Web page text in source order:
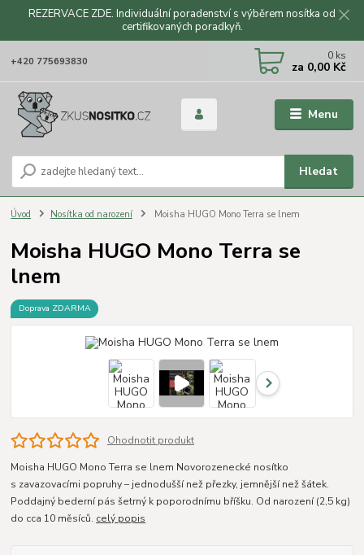
REZERVACE ZDE. Individuální poradenství s výběrem nosítka od
certifikovaných poradkyň.
Menu
Hledat
+420 775693830 0 ks
za 0,00 Kč
Úvod Nosítka od narození Moisha HUGO Mono Terra se lnem
Moisha HUGO Mono Terra se
lnem
Doprava ZDARMA
Ohodnotit produkt
Moisha HUGO Mono Terra se lnem Novorozenecké nosítko
s zavazovacími popruhy – jednodušší než přezky, jemnější než šátek.
Poddajný bederní pás šetrný k poporodnímu bříšku. Od narození (2,5 kg)
do cca 10 měsíců. celý popis